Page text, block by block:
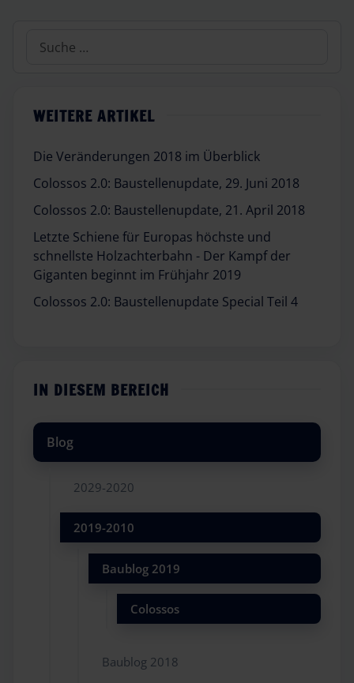
Suchen
WEITERE ARTIKEL
Die Veränderungen 2018 im Überblick
Colossos 2.0: Baustellenupdate, 29. Juni 2018
Colossos 2.0: Baustellenupdate, 21. April 2018
Letzte Schiene für Europas höchste und
schnellste Holzachterbahn - Der Kampf der
Giganten beginnt im Frühjahr 2019
Colossos 2.0: Baustellenupdate Special Teil 4
IN DIESEM BEREICH
Blog
2029-2020
2019-2010
Baublog 2019
Colossos
Baublog 2018